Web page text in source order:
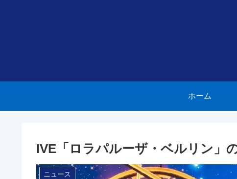
ホーム
IVE「ロラパルーザ・ベルリン」
ニュース